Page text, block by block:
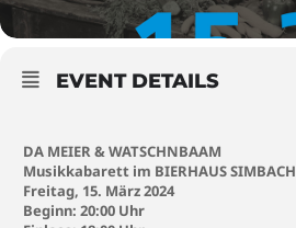
EVENT DETAILS
DA MEIER & WATSCHNBAAM
Musikkabarett im BIERHAUS SIMBACH
Freitag, 15. März 2024
Beginn: 20:00 Uhr